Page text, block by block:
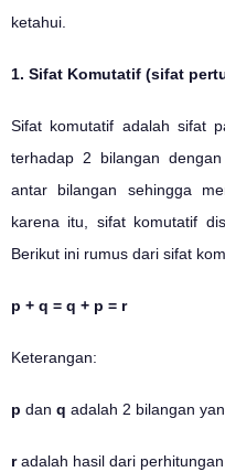
ketahui.
1. Sifat Komutatif (sifat
Sifat komutatif adalah sifat
terhadap 2 bilangan
antar bilangan sehingga
karena itu, sifat komutatif
Berikut ini rumus dari sifat
p + q = q + p = r
Keterangan:
p dan q adalah 2 bilangan
radalah hasil dari perhitungan